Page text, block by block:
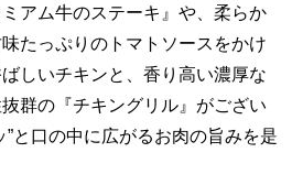
アム牛のステーキ』や、柔らか
たっぷりのトマトソースをかけ
しいチキンと、香り高い濃厚な
群の『チキングリル』がござい
”と口の中に広がるお肉の旨みを是